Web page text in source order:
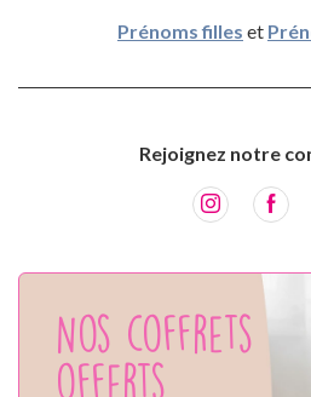
Prénoms filles et
Rejoignez notre
Nos coffrets
offerts